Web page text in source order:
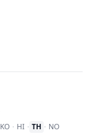
KO · HI · TH · NO